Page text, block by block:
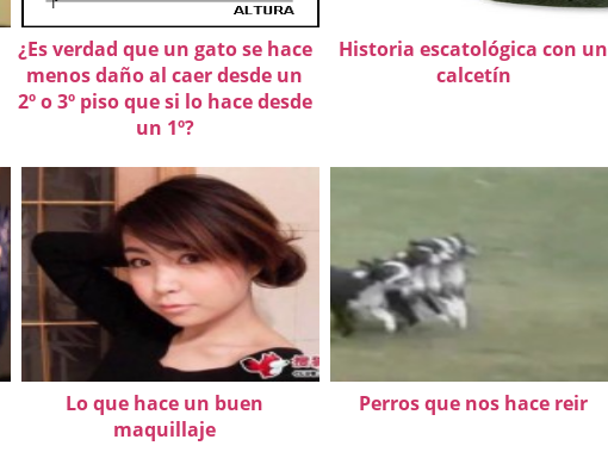
¿Es verdad que un gato se hace
menos daño al caer desde un
2º o 3º piso que si lo hace desde
un 1º?
Historia escatológica con un
calcetín
Lo que hace un buen
maquillaje
Perros que nos hace reir